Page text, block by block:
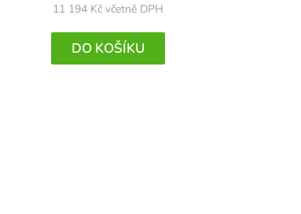
11 194 Kčvčetně DPH
DO KOŠÍKU